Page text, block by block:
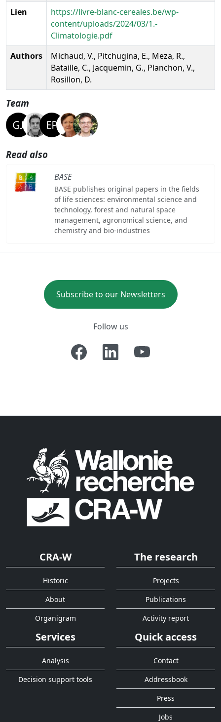
Lien
https://livre-blanc-cereales.be/wp-
content/uploads/2024/03/1.-
Climatologie.pdf
Authors
Michaud, V., Pitchugina, E., Meza, R.,
Bataille, C., Jacquemin, G., Planchon, V.,
Rosillon, D.
Team
Read also
BASE
BASE publishes original papers in the fields
of life sciences: environmental science and
technology, forest and natural space
management, agronomical science, and
chemistry and bio-industries
Subscribe to our Newsletters
Follow us
CRA-W
Historic
About
Organigram
The research
Projects
Publications
Activity report
Services
Analysis
Decision support tools
Quick access
Contact
Addressbook
Press
Jobs